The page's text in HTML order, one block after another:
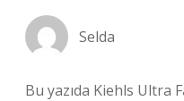
Selda
Bu yazıda Kiehls Ultra